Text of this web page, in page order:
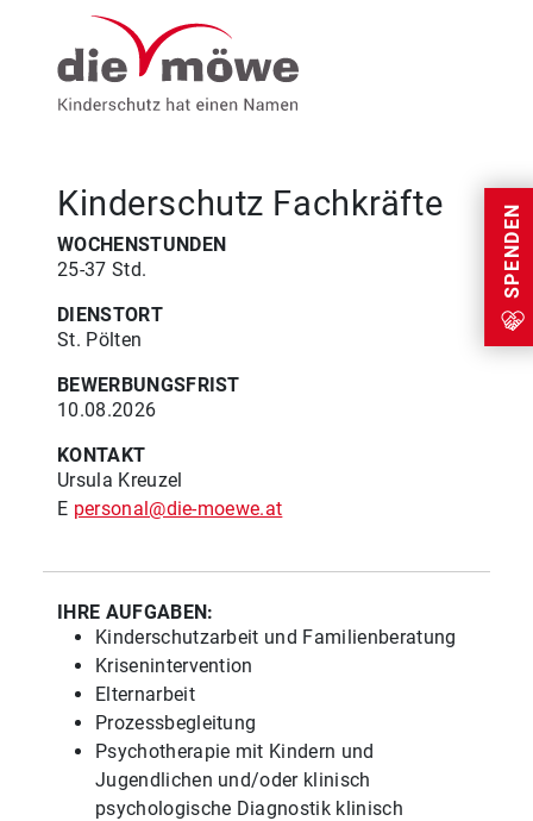
Weiter zum Inhalt
SPENDEN
Kinderschutz Fachkräfte
WOCHENSTUNDEN
25-37 Std.
DIENSTORT
St. Pölten
BEWERBUNGSFRIST
10.08.2026
KONTAKT
Ursula Kreuzel
E personal@die-moewe.at
IHRE AUFGABEN:
Kinderschutzarbeit und Familienberatung
Krisenintervention
Elternarbeit
Prozessbegleitung
Psychotherapie mit Kindern und
Jugendlichen und/oder klinisch
psychologische Diagnostik klinisch